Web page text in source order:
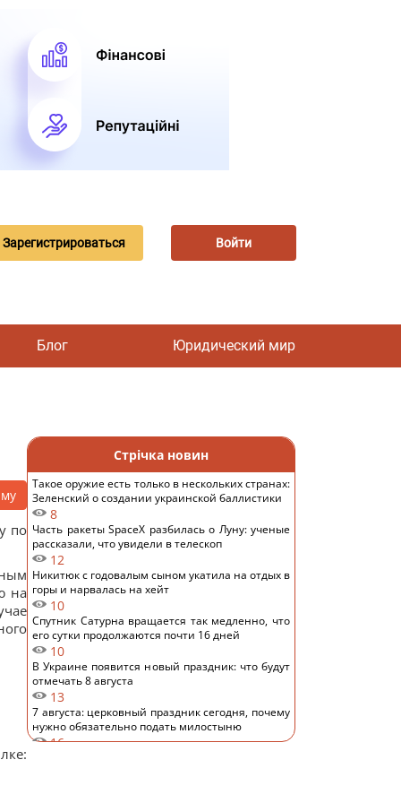
Зарегистрироваться Войти
Блог Юридический мир
по
на
Стрічка новин
Такое оружие есть только в нескольких странах:
Зеленский о создании украинской баллистики
8
Часть ракеты SpaceX разбилась о Луну: ученые
рассказали, что увидели в телескоп
12
Никитюк с годовалым сыном укатила на отдых в
горы и нарвалась на хейт
10
Спутник Сатурна вращается так медленно, что
его сутки продолжаются почти 16 дней
10
В Украине появится новый праздник: что будут
отмечать 8 августа
13
7 августа: церковный праздник сегодня, почему
нужно обязательно подать милостыню
16